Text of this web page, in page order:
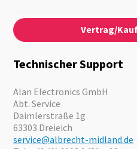
Audio
Notfallvorsorge
Motorrad
Angebote
Kontaktformular
Über Uns
News
Karriere
Kataloge
Vertrag/
Technischer Support
Alan Electronics GmbH
Abt. Service
Daimlerstraße 1g
63303 Dreieich
service@albrecht-midland.de